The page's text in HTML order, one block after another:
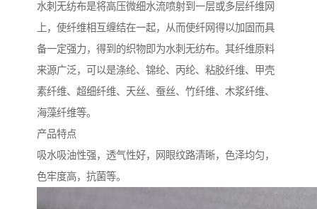
水刺无纺布是将高压微细水流喷射到一层或多层纤维网
上，使纤维相互缠结在一起，从而使纤网得以加固而具
备一定强力，得到的织物即为水刺无纺布。其纤维原料
来源广泛，可以是涤纶、锦纶、丙纶、粘胶纤维、甲壳
素纤维、超细纤维、天丝、蚕丝、竹纤维、木浆纤维、
海藻纤维等。
产品特点
吸水吸油性强，透气性好，网眼纹路清晰，色泽均匀，
色牢度高，抗菌等。